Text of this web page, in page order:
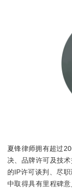
夏锋律师拥有超过
决、品牌许可及技
的IP许可谈判、尽
中取得具有里程碑